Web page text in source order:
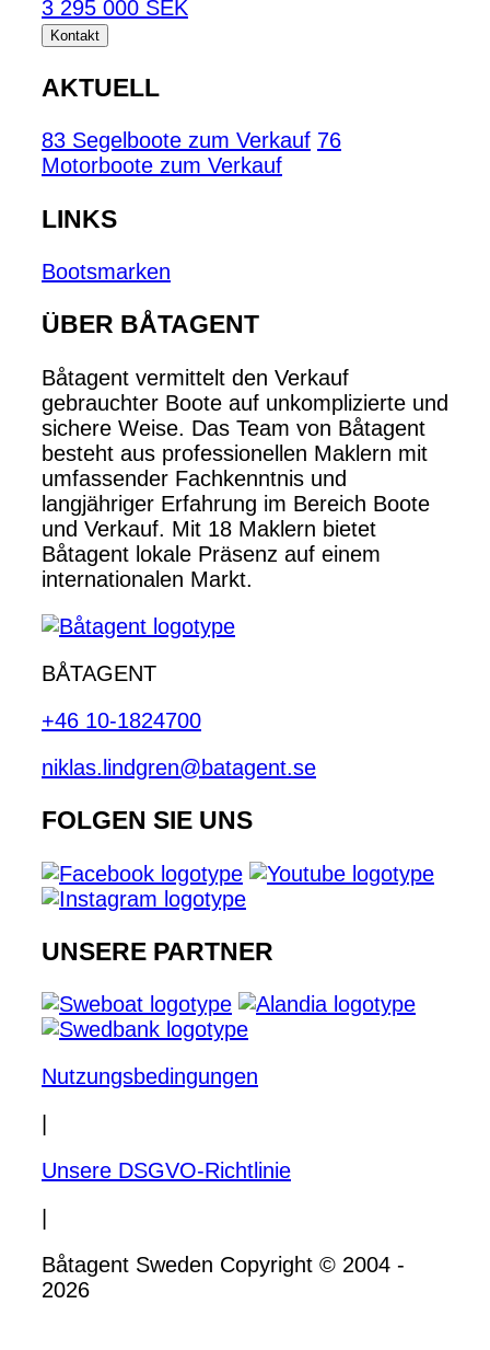
3 295 000 SEK
Kontakt
AKTUELL
83 Segelboote zum Verkauf 76
Motorboote zum Verkauf
LINKS
Bootsmarken
ÜBER BÅTAGENT
Båtagent vermittelt den Verkauf
gebrauchter Boote auf unkomplizierte und
sichere Weise. Das Team von Båtagent
besteht aus professionellen Maklern mit
umfassender Fachkenntnis und
langjähriger Erfahrung im Bereich Boote
und Verkauf. Mit 18 Maklern bietet
Båtagent lokale Präsenz auf einem
internationalen Markt.
BÅTAGENT
+46 10-1824700
niklas.lindgren@batagent.se
FOLGEN SIE UNS
UNSERE PARTNER
Nutzungsbedingungen
Unsere DSGVO-Richtlinie
Båtagent Sweden Copyright © 2004 -
2026